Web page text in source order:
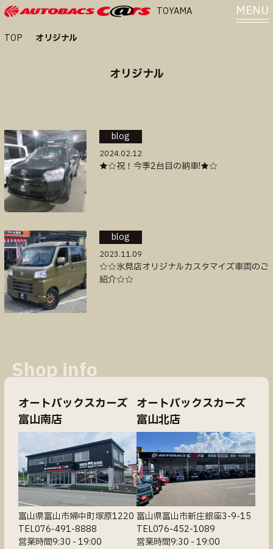
TOYAMA MENU
TOP オリジナル
オリジナル
blog
2024.02.12
★☆祝！今季2台目の納車!★☆
blog
2023.11.09
☆☆氷見店オリジナルカスタマイズ車両のご
紹介☆☆
Shop info
オートバックスカーズ
富山南店
富山県富山市婦中町塚原1220
TEL076-491-8888
営業時間9:30 - 19:00
オートバックスカーズ
富山北店
富山県富山市新庄銀座3-9-15
TEL076-452-1089
営業時間9:30 - 19:00